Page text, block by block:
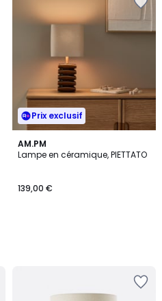
Prix exclusif
AM.PM
Lampe en céramique, PIETTATO
139,00 €